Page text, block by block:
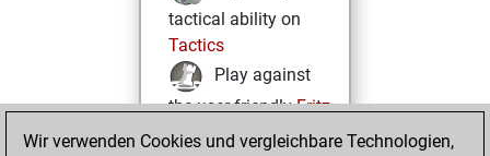
tactical ability on
Tactics
Play against
the user friendlyFritz
Test and
Wir verwenden Cookies und vergleichbare Technologien,